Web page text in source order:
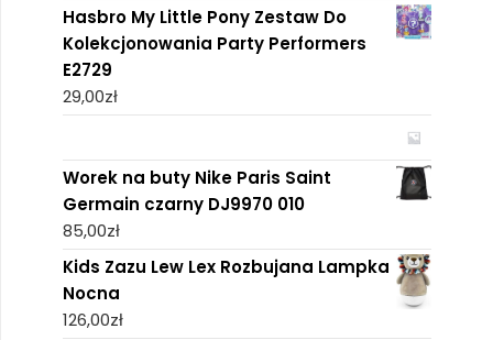
Hasbro My Little Pony Zestaw Do
Kolekcjonowania Party Performers
E2729
29,00zł
Worek na buty Nike Paris Saint
Germain czarny DJ9970 010
85,00zł
Kids Zazu Lew Lex Rozbujana Lampka
Nocna
126,00zł